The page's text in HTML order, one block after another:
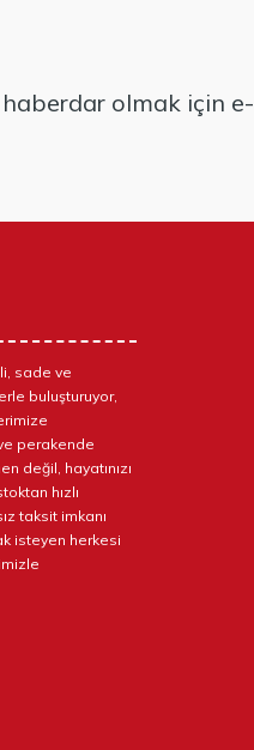
olmak için e-
sade ve
buluşturuyor,
perakende
değil, hayatınızı
hızlı
taksit imkanı
isteyen herkesi